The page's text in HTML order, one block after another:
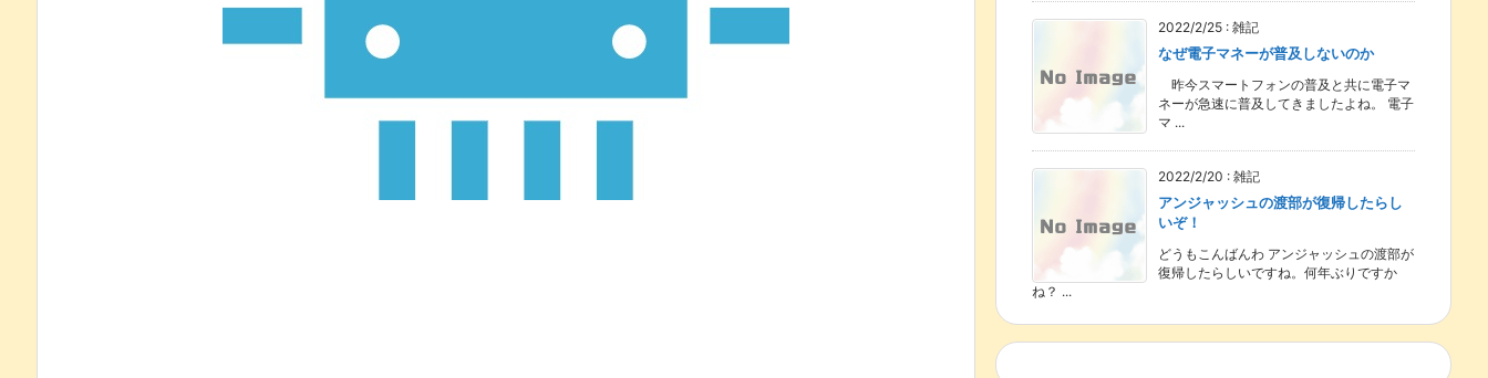
2022/2/25 : 雑記
なぜ電子マネーが普及しないのか
昨今スマートフォンの普及と共に電子マ
ネーが急速に普及してきましたよね。 電子
マ ...
2022/2/20 : 雑記
アンジャッシュの渡部が復帰したらし
いぞ！
どうもこんばんわ アンジャッシュの渡部が
復帰したらしいですね。何年ぶりですか
ね？ ...